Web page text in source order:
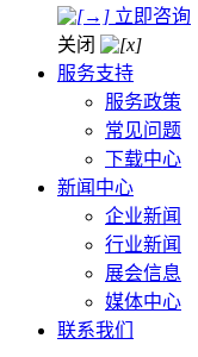
立即咨询
关闭
服务支持
服务政策
常见问题
下载中心
新闻中心
企业新闻
行业新闻
展会信息
媒体中心
联系我们